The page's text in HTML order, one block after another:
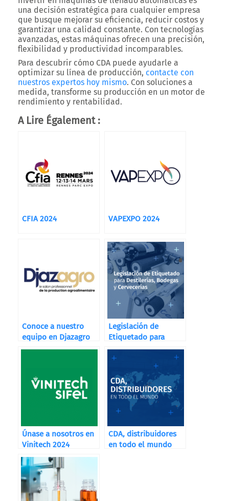
una decisión estratégica para cualquier empresa
que busque mejorar su eficiencia, reducir costos y
garantizar una calidad constante. Con tecnologías
avanzadas, estas máquinas ofrecen una precisión,
flexibilidad y productividad incomparables.
Para descubrir cómo CDA puede ayudarle a
optimizar su línea de producción, contacte con
nuestros expertos hoy mismo. Con soluciones a
medida, transforme su producción en un motor de
rendimiento y rentabilidad.
A Lire Également :
CFIA 2024 VAPEXPO 2024
Conoce a nuestro
equipo en Djazagro
Legislación de
Etiquetado para
Destilerías, Bodegas
y Cervecerías
Únase a nosotros en
Vinitech 2024
CDA, distribuidores
en todo el mundo